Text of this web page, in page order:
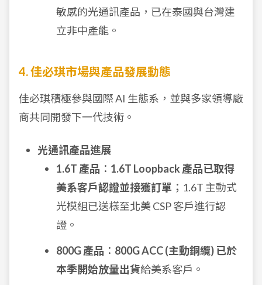
敏感的光通訊產品，已在泰國與台灣建
立非中產能。
4. 佳必琪市場與產品發展動態
佳必琪積極參與國際 AI 生態系，並與多家領導廠
商共同開發下一代技術。
光通訊產品進展
1.6T 產品 ： 1.6T Loopback 產品已取得
美系客戶認證並接獲訂單 ；1.6T 主動式
光模組已送樣至北美 CSP 客戶進行認
證。
800G 產品 ： 800G ACC (主動銅纜) 已於
本季開始放量出貨給美系客戶。